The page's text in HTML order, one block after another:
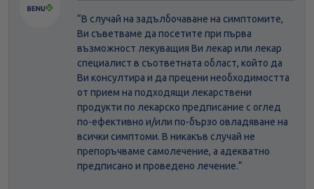
“В случай на задълбочаване на симптомите,
Ви съветваме да посетите при първа
възможност лекуващия Ви лекар или лекар
специалист в съответната област, който да
Ви консултира и да прецени необходимостта
от прием на подходящи лекарствени
продукти по лекарско предписание с оглед
по-ефективно и/или по-бързо овладяване на
всички симптоми. В никакъв случай не
препоръчваме самолечение, а адекватно
предписано и проведено лечение.“